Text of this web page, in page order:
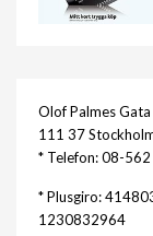
Olof Palmes
111 37
* Telefon: 08-
* Plusgiro:
1230832964